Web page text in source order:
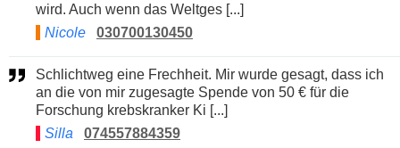
wird. Auch wenn das Weltges [...]
Nicole
030700130450
Schlichtweg eine Frechheit. Mir wurde gesagt, dass ich
an die von mir zugesagte Spende von 50 € für die
Forschung krebskranker Ki [...]
Silla
074557884359